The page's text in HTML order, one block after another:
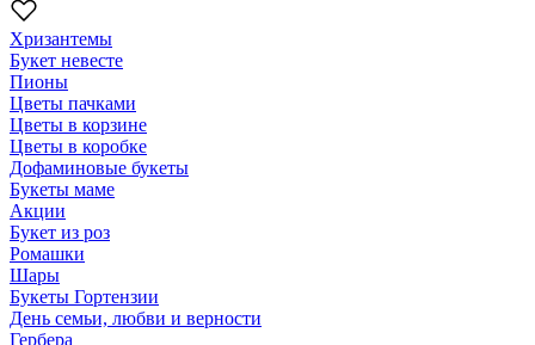
Хризантемы
Букет невесте
Пионы
Цветы пачками
Цветы в корзине
Цветы в коробке
Дофаминовые букеты
Букеты маме
Акции
Букет из роз
Ромашки
Шары
Букеты Гортензии
День семьи, любви и верности
Гербера